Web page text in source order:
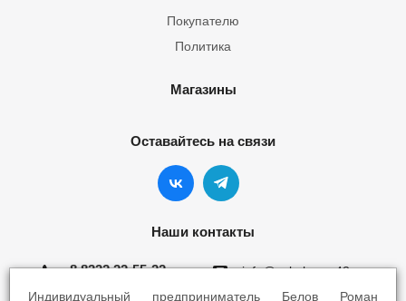
Покупателю
Политика
Магазины
Оставайтесь на связи
Наши контакты
8 8332 22-55-22
info@yokohama43.ru
Индивидуальный предприниматель Белов Роман